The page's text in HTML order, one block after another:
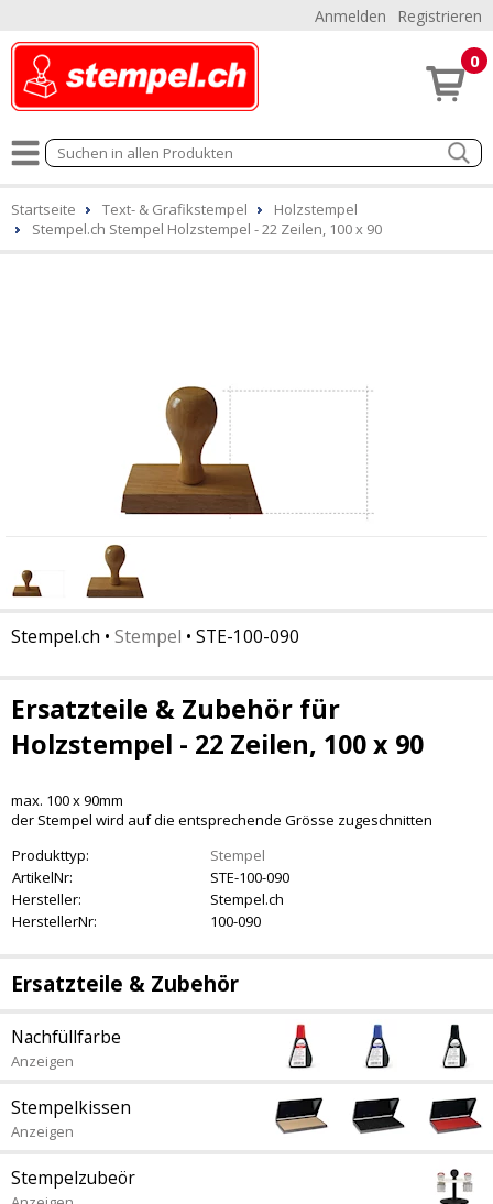
Anmelden Registrieren
0
Startseite Text- & Grafikstempel
Holzstempel
Stempel.ch Stempel Holzstempel - 22 Zeilen, 100 x 90
Stempel.ch • Stempel • STE-100-090
Ersatzteile & Zubehör für
Holzstempel - 22 Zeilen, 100 x 90
max. 100 x 90mm
der Stempel wird auf die entsprechende Grösse zugeschnitten
Produkttyp:
Stempel
ArtikelNr:
STE-100-090
Hersteller:
Stempel.ch
HerstellerNr:
100-090
Ersatzteile & Zubehör
Nachfüllfarbe
Anzeigen
Stempelkissen
Anzeigen
Stempelzubeör